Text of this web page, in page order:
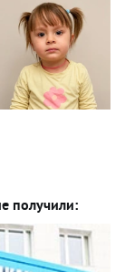
получили: